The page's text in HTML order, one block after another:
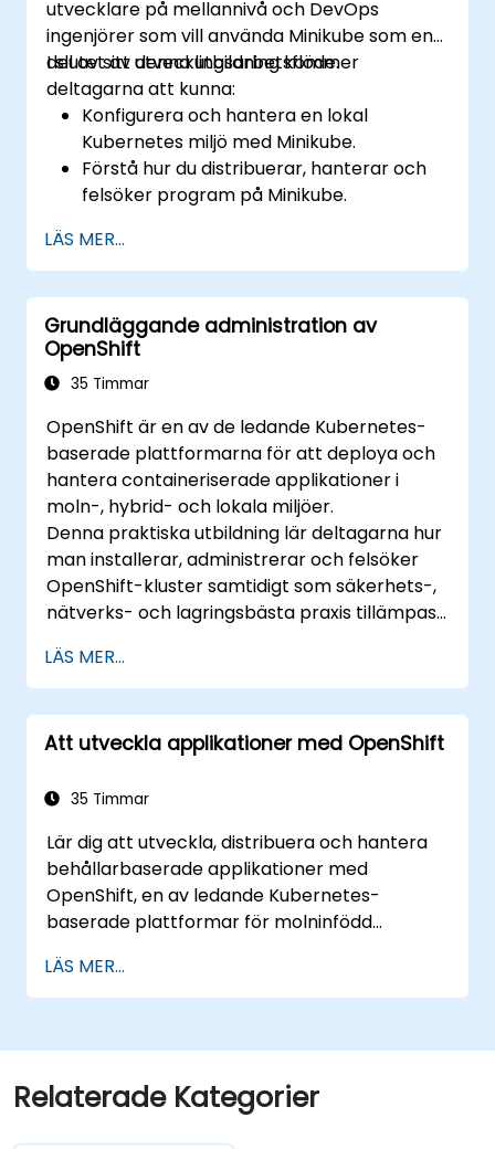
utvecklare på mellannivå och DevOps
ingenjörer som vill använda Minikube som en
del av sitt utvecklingsarbetsflöde.
I slutet av denna utbildning kommer
deltagarna att kunna:
Konfigurera och hantera en lokal
Kubernetes miljö med Minikube.
Förstå hur du distribuerar, hanterar och
felsöker program på Minikube.
kontinuerlig integrering och distribution.
Optimera deras utvecklingsprocess med
hjälp av Minikubes avancerade funktioner.
Tillämpa metodtips för lokal Kubernetes
utveckling.
LÄS MER...
Grundläggande administration av
OpenShift
35 Timmar
OpenShift är en av de ledande Kubernetes-
baserade plattformarna för att deploya och
hantera containeriserade applikationer i
moln-, hybrid- och lokala miljöer.
Denna praktiska utbildning lär deltagarna hur
man installerar, administrerar och felsöker
OpenShift-kluster samtidigt som säkerhets-,
nätverks- och lagringsbästa praxis tillämpas.
färdigheter som krävs för att med förtroende
hantera produktionsklara OpenShift-miljöer.
LÄS MER...
Att utveckla applikationer med OpenShift
35 Timmar
Lär dig att utveckla, distribuera och hantera
behållarbaserade applikationer med
OpenShift, en av ledande Kubernetes-
baserade plattformar för molninfödd
applikationsdistributering, behållare, nätverk,
CI/CD och DevOps-arbetsflöden, vilket ger
bygga och underhålla moderna applikationer
i produktionsmiljöer.
LÄS MER...
Relaterade Kategorier